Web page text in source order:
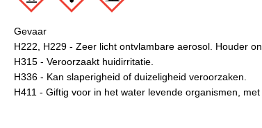
Gevaar
H222, H229 - Zeer licht ontvlambare aerosol. Houder
H315 - Veroorzaakt huidirritatie.
H336 - Kan slaperigheid of duizeligheid veroorzaken.
H411 - Giftig voor in het water levende organismen, met